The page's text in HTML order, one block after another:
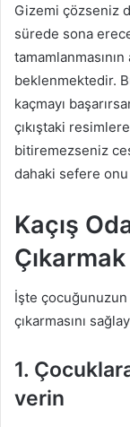
Gizemi çözseniz
sürede sona
tamamlanmasının
beklenmektedir.
kaçmayı
çıkıştaki
bitiremezseniz
dahaki sefere
Kaçış
İşte çocuğunuzun
çıkarmasını
1.
verin